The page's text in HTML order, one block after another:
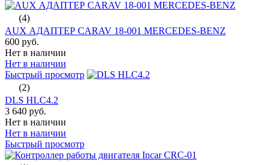
(4)
AUX АДАПТЕР CARAV 18-001 MERCEDES-BENZ
600 руб.
Нет в наличии
Нет в наличии
Быстрый просмотр
(2)
DLS HLC4.2
3 640 руб.
Нет в наличии
Нет в наличии
Быстрый просмотр